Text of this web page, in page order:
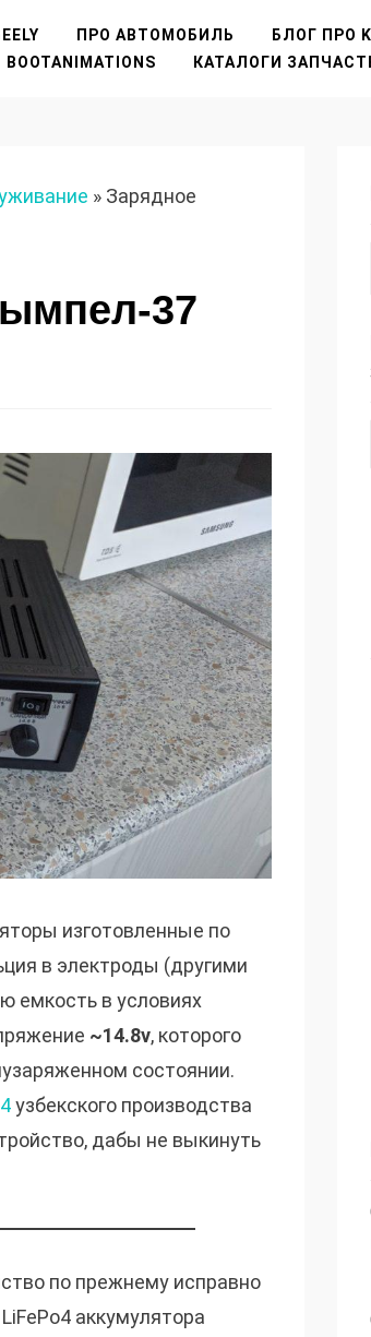
ПРО АВТОМОБИЛЬ БЛОГ ПРО
BOOTANIMATIONS
КАТАЛОГИ
» Зарядное
37
изготовленные по
в электроды (другими
емкость в условиях
~14.8v, которого
состоянии.
узбекского производства
дабы не выкинуть
по прежнему исправно
аккумулятора